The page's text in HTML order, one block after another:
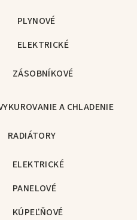
PLYNOVÉ
ELEKTRICKÉ
ZÁSOBNÍKOVÉ
A CHLADENIE
RADIÁTORY
ELEKTRICKÉ
PANELOVÉ
KÚPEĽŇOVÉ